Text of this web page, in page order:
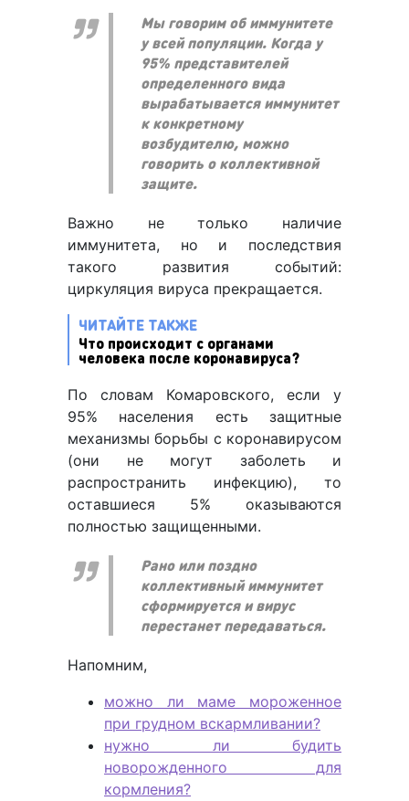
Мы говорим об иммунитете
у всей популяции. Когда у
95% представителей
определенного вида
вырабатывается иммунитет
к конкретному
возбудителю, можно
говорить о коллективной
защите.
Важно не только наличие
иммунитета, но и последствия
такого развития событий:
циркуляция вируса прекращается.
ЧИТАЙТЕ ТАКЖЕ
Что происходит с органами
человека после коронавируса?
По словам Комаровского, если у
95% населения есть защитные
механизмы борьбы с коронавирусом
(они не могут заболеть и
распространить инфекцию), то
оставшиеся 5% оказываются
полностью защищенными.
Рано или поздно
коллективный иммунитет
сформируется и вирус
перестанет передаваться.
Напомним,
можно ли маме мороженное
при грудном вскармливании?
нужно ли будить
новорожденного для
кормления?